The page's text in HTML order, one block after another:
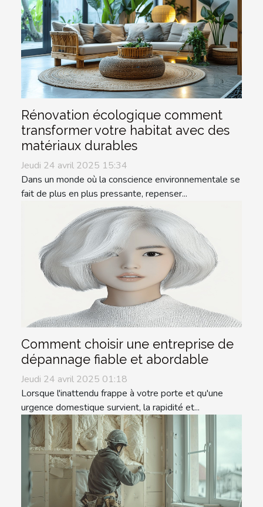
Rénovation écologique comment
transformer votre habitat avec des
matériaux durables
Jeudi 24 avril 2025 15:34
Dans un monde où la conscience environnementale se
fait de plus en plus pressante, repenser...
Comment choisir une entreprise de
dépannage fiable et abordable
Jeudi 24 avril 2025 01:18
Lorsque l'inattendu frappe à votre porte et qu'une
urgence domestique survient, la rapidité et...